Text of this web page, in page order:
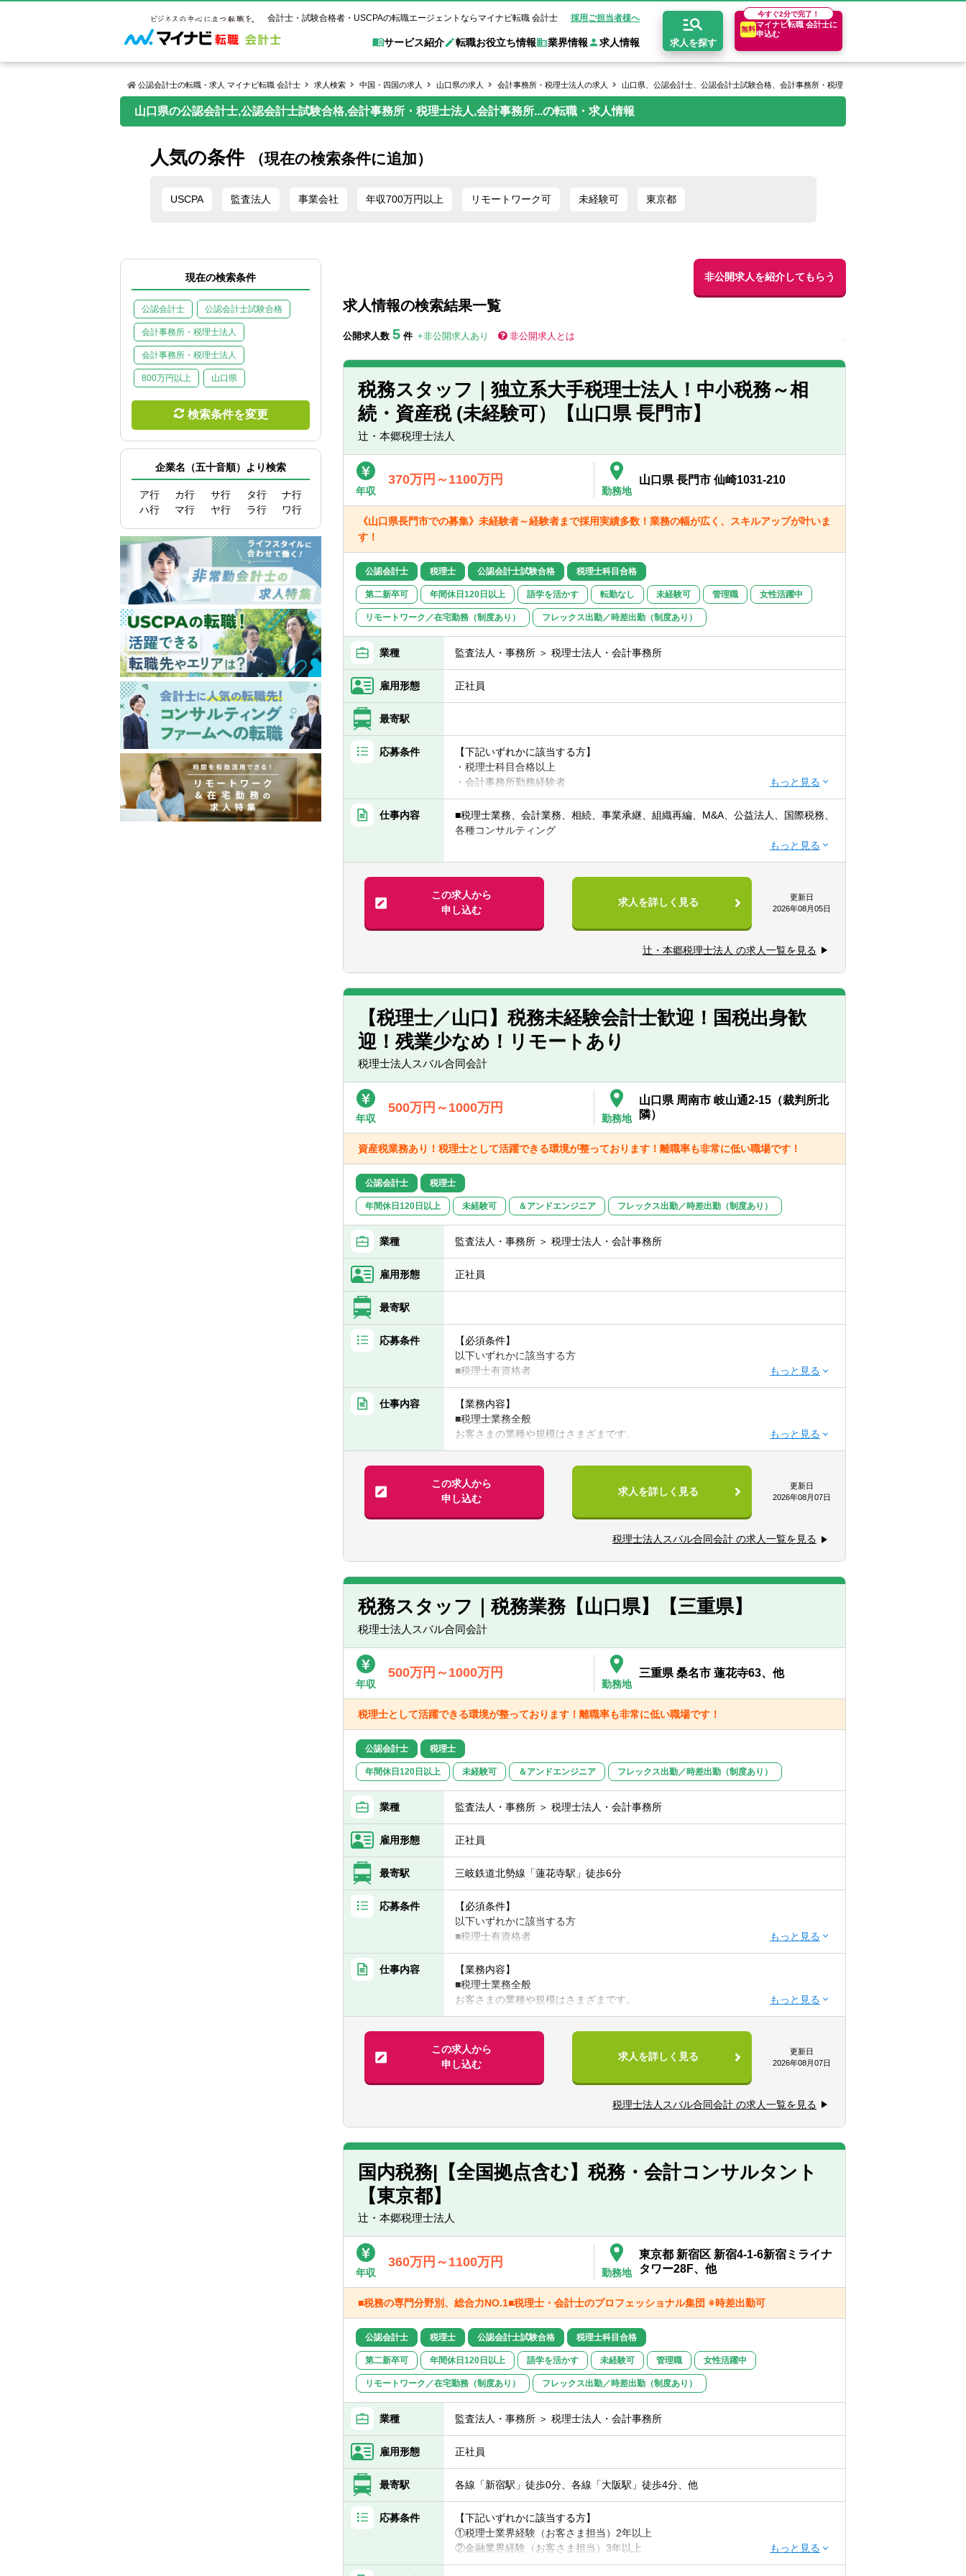
会計士・試験合格者・USCPAの転職エージェントならマイナビ転職 会計士 採用ご担当者様へ
求人を探す
今すぐ2分で完了！
無料
マイナビ転職 会計士に
申込む
サービス紹介
マイナビ転職 会計士とは？
ご利用の流れ
Web面談サービス
転職成功事例
転職お役立ち情報
年齢別転職ポイント
2回目以降の転職の方へ
女性会計士の転職
未経験分野への転職 WEB面接完全ガイド
業界情報
受験資格・申し込み手順
試験合格後の流れ 監査法人 事業会社
求人情報
公認会計士
USCPA（米国公認会計士）
会計事務所・税理士法人 事業会社
公認会計士の転職・求人 マイナビ転職 会計士 求人検索 中国・四国の求人 山口県の求人 会計事務所・税理士法人の求人 山口県、公認会計士、公認会計士試験合格、会計事務所・税理士法人（業種）、会計事務所・税
山口県の公認会計士,公認会計士試験合格,会計事務所・税理士法人,会計事務所...の転職・求人情報
人気の条件 （現在の検索条件に追加）
USCPA 監査法人 事業会社 年収700万円以上 リモートワーク可 未経験可 東京都
現在の検索条件
公認会計士 公認会計士試験合格
会計事務所・税理士法人
会計事務所・税理士法人
800万円以上 山口県
検索条件を変更
企業名（五十音順）より検索
ア行 カ行 サ行 タ行
ナ行
ハ行
マ行 ヤ行 ラ行 ワ行
求人情報の検索結果一覧
公開求人数 5 件 +非公開求人あり 非公開求人とは
非公開求人を紹介してもらう
税務スタッフ｜独立系大手税理士法人！中小税務～相
続・資産税 (未経験可）【山口県 長門市】
辻・本郷税理士法人
年収
370万円～1100万円
勤務地
山口県 長門市 仙崎1031-210
《山口県長門市での募集》未経験者～経験者まで採用実績多数！業務の幅が広く、スキルアップが叶いま
す！
公認会計士 税理士 公認会計士試験合格 税理士科目合格
第二新卒可 年間休日120日以上 語学を活かす 転勤なし 未経験可 管理職 女性活躍中
リモートワーク／在宅勤務（制度あり） フレックス出勤／時差出勤（制度あり）
業種 監査法人・事務所 ＞ 税理士法人・会計事務所
雇用形態 正社員
最寄駅
応募条件
【下記いずれかに該当する方】
・税理士科目合格以上
・会計事務所勤務経験者
・公認会計士（監査経験1年以上ある方)※税務業務未経験会計士の方も歓迎いたしま
す！！
・普通自動車免許
■税務・会計にとどまらず、総合的な観点から経営コンサルティングに携りたい方
■経験・能力をフルに発揮できる環境で働きたい方
【部署異動について】
・また、全国に拠点があるため、ご家庭の事情によって比較的自由に変更すること
が可能です。
仕事内容
■税理士業務、会計業務、相続、事業承継、組織再編、M&A、公益法人、国際税務、
各種コンサルティング
【法人全体の特色】
■業界トップレベルの規模でお客様に対してサービス提供しています。
■チーム連携：税理士、公認会計士、中小企業診断士など、税務・会計に関わる様々
な分野のエキスパートが集結し、案件によっては、互いにチームを組んで業務を進
一般企業をはじめ、医療法人、公益法人、社会福祉法人、地方公共団体、海外法
この求人から
申し込む
求人を詳しく見る
更新日
2026年08月05日
辻・本郷税理士法人 の求人一覧を見る
【税理士／山口】税務未経験会計士歓迎！国税出身歓
迎！残業少なめ！リモートあり
税理士法人スバル合同会計
年収
500万円～1000万円
勤務地
山口県 周南市 岐山通2-15（裁判所北
隣）
資産税業務あり！税理士として活躍できる環境が整っております！離職率も非常に低い職場です！
公認会計士 税理士
年間休日120日以上 未経験可 ＆アンドエンジニア フレックス出勤／時差出勤（制度あり）
業種 監査法人・事務所 ＞ 税理士法人・会計事務所
雇用形態 正社員
最寄駅
応募条件
【必須条件】
以下いずれかに該当する方
■税理士有資格者
■公認会計士
■国税出身の方
■会計事務所での業務経験5年以上
◆コミュニケーション能力が高い方
◆向上心や目標、ビジョンを持ち仕事に取り組める方
仕事内容
【業務内容】
■税理士業務全般
お客さまの業種や規模はさまざまです。
税理士として、記帳代行から資産運用まで幅広く携わっていただきます。
具体的には・・・
■税務顧問業務
■業界：建設、IT、医療、飲食、教育分野等、ある分野に特化することは無く、大企
業から中小企業まで規模もさまざまです。
■割合：個人2割、法人8割程度
【拠点】
東京事務所・長岡事務所・群馬事務所・周南事務所・桑名事務所・仙台事務所・福
山事務所・ 北九州事務所・浜松事務所・福岡事務所・札幌事務所・名古屋事務所
この求人から
申し込む
求人を詳しく見る
更新日
2026年08月07日
税理士法人スバル合同会計 の求人一覧を見る
税務スタッフ｜税務業務【山口県】【三重県】
税理士法人スバル合同会計
年収
500万円～1000万円
勤務地
三重県 桑名市 蓮花寺63、他
税理士として活躍できる環境が整っております！離職率も非常に低い職場です！
公認会計士 税理士
年間休日120日以上 未経験可 ＆アンドエンジニア フレックス出勤／時差出勤（制度あり）
業種 監査法人・事務所 ＞ 税理士法人・会計事務所
雇用形態 正社員
最寄駅 三岐鉄道北勢線「蓮花寺駅」徒歩6分
応募条件
【必須条件】
以下いずれかに該当する方
■税理士有資格者
■公認会計士
■国税出身の方
【求める人物像】
◆向上心や目標、ビジョンを持ち仕事に取り組める方
仕事内容
【業務内容】
■税理士業務全般
お客さまの業種や規模はさまざまです。
税理士として、記帳代行から資産運用まで幅広く携わっていただきます。
具体的には・・・
■税務顧問業務
建設、IT、医療、飲食、教育分野等、ある分野に特化することは無く、大企業から
中小企業まで規模もさまざまです。
この求人から
申し込む
求人を詳しく見る
更新日
2026年08月07日
税理士法人スバル合同会計 の求人一覧を見る
国内税務|【全国拠点含む】税務・会計コンサルタント
【東京都】
辻・本郷税理士法人
年収
360万円～1100万円
勤務地
東京都 新宿区 新宿4-1-6新宿ミライナ
タワー28F、他
■税務の専門分野別、総合力NO.1■税理士・会計士のプロフェッショナル集団 ※時差出勤可
公認会計士 税理士 公認会計士試験合格 税理士科目合格
第二新卒可 年間休日120日以上 語学を活かす 未経験可 管理職 女性活躍中
リモートワーク／在宅勤務（制度あり） フレックス出勤／時差出勤（制度あり）
業種 監査法人・事務所 ＞ 税理士法人・会計事務所
雇用形態 正社員
最寄駅 各線「新宿駅」徒歩0分、各線「大阪駅」徒歩4分、他
応募条件
【下記いずれかに該当する方】
①税理士業界経験（お客さま担当）2年以上
②金融業界経験（お客さま担当）3年以上
③社会人経験（業界等問わず）2年以上 かつ 税理士科目1科目以上の取得者